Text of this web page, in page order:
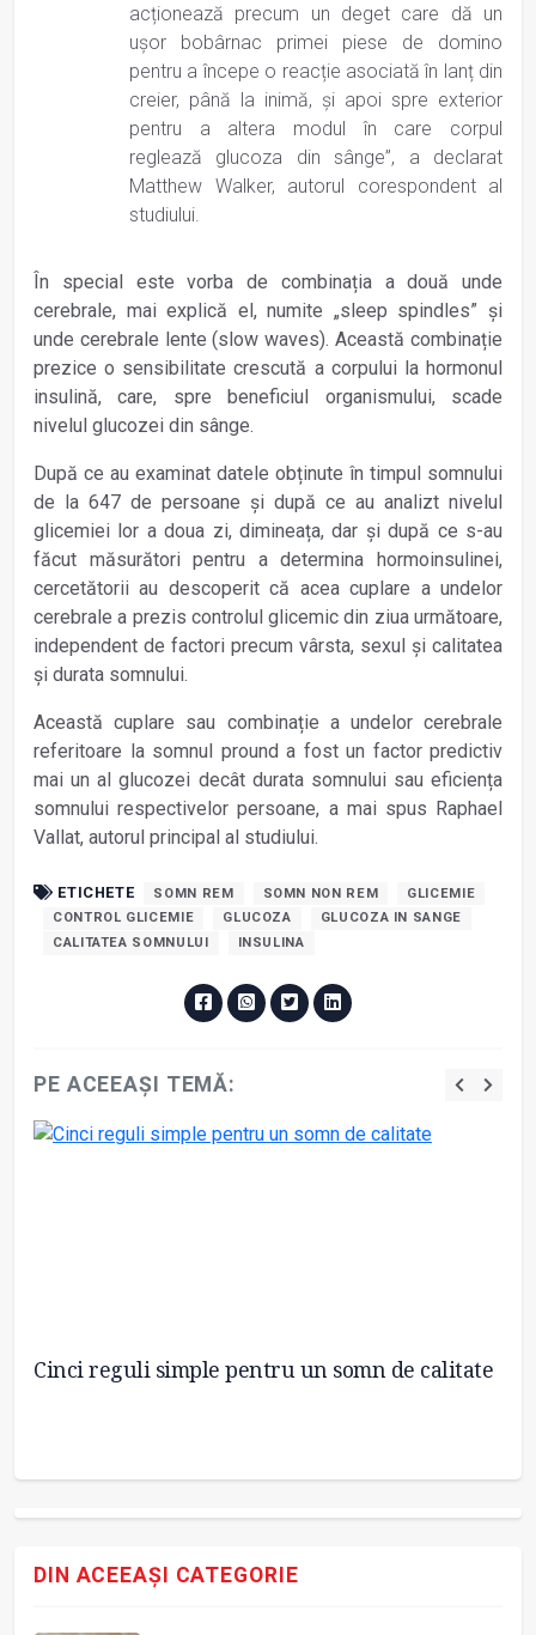
acționează precum un deget care dă un
ușor bobârnac primei piese de domino
pentru a începe o reacție asociată în lanț din
creier, până la inimă, și apoi spre exterior
pentru a altera modul în care corpul
reglează glucoza din sânge”, a declarat
Matthew Walker, autorul corespondent al
studiului.
În special este vorba de combinația a două unde
cerebrale, mai explică el, numite „sleep spindles” și
unde cerebrale lente (slow waves). Această combinație
prezice o sensibilitate crescută a corpului la hormonul
insulină, care, spre beneficiul organismului, scade
nivelul glucozei din sânge.
După ce au examinat datele obținute în timpul somnului
de la 647 de persoane și după ce au analizt nivelul
glicemiei lor a doua zi, dimineața, dar și după ce s-au
făcut măsurători pentru a determina hormoinsulinei,
cercetătorii au descoperit că acea cuplare a undelor
cerebrale a prezis controlul glicemic din ziua următoare,
independent de factori precum vârsta, sexul și calitatea
și durata somnului.
Această cuplare sau combinație a undelor cerebrale
referitoare la somnul pround a fost un factor predictiv
mai un al glucozei decât durata somnului sau eficiența
somnului respectivelor persoane, a mai spus Raphael
Vallat, autorul principal al studiului.
ETICHETE SOMN REM SOMN NON REM
GLICEMIE
CONTROL GLICEMIE
GLUCOZA
GLUCOZA IN SANGE
CALITATEA SOMNULUI
INSULINA
PE ACEEAȘI TEMĂ:
Cinci reguli simple pentru un somn de calitate
DIN ACEEAȘI CATEGORIE